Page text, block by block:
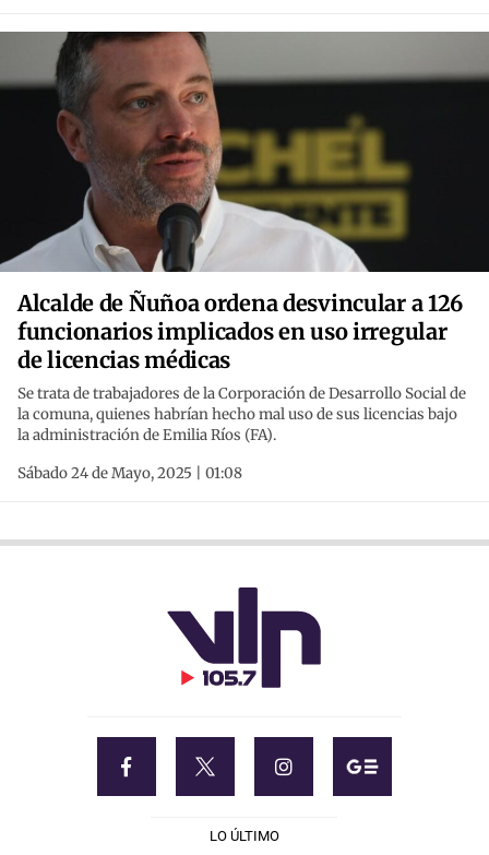
Alcalde de Ñuñoa ordena desvincular a 126
funcionarios implicados en uso irregular
de licencias médicas
Se trata de trabajadores de la Corporación de Desarrollo Social de
la comuna, quienes habrían hecho mal uso de sus licencias bajo
la administración de Emilia Ríos (FA).
Sábado 24 de Mayo, 2025 | 01:08
LO ÚLTIMO